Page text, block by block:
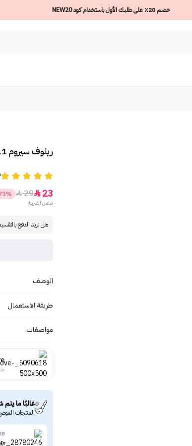
خصم 20٪ على طلبك الأول باستخدام كود NEW20
ريلوف سيروم 911 لإصلاح الحواجب والرموش
23

29

شامل الضريبة
هل تريد الدفع
الوصف
طريقة الاستعمال
مواصفات
غالبًا ما يتم
المنتجات